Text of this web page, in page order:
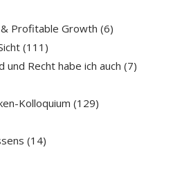
Profitable Growth (6)
(111)
und Recht habe ich auch (7)
Kolloquium (129)
(14)